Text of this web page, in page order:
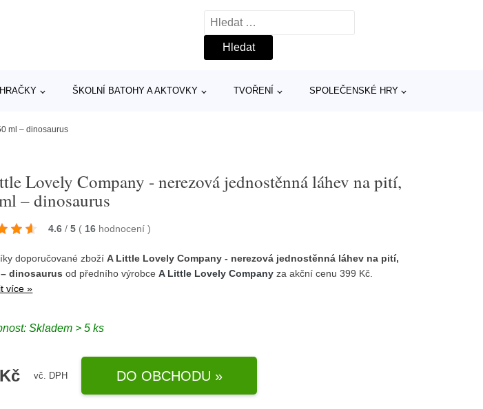
Vyhledávání
ŠKOLNÍ BATOHY A AKTOVKY TVOŘENÍ SPOLEČENSKÉ HRY
ml – dinosaurus
Lovely Company - nerezová jednostěnná láhev na pití,
– dinosaurus
4.6 / 5 ( 16 hodnocení)
doporučované zbožíA Little Lovely Company - nerezová jednostěnná láhev na pití,
dinosaurus od předního výrobceA Little Lovely Company za akční cenu 399 Kč.
více »
Skladem > 5 ks
vč. DPH DO OBCHODU »